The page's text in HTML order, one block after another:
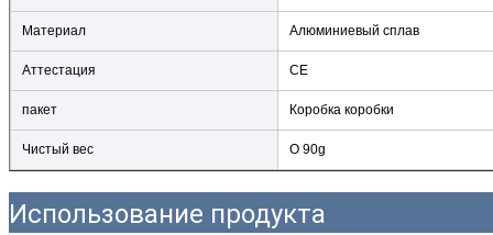
Материал Алюминиевый сплав
Аттестация CE
пакет Коробка коробки
Чистый вес О 90g
Использование продукта